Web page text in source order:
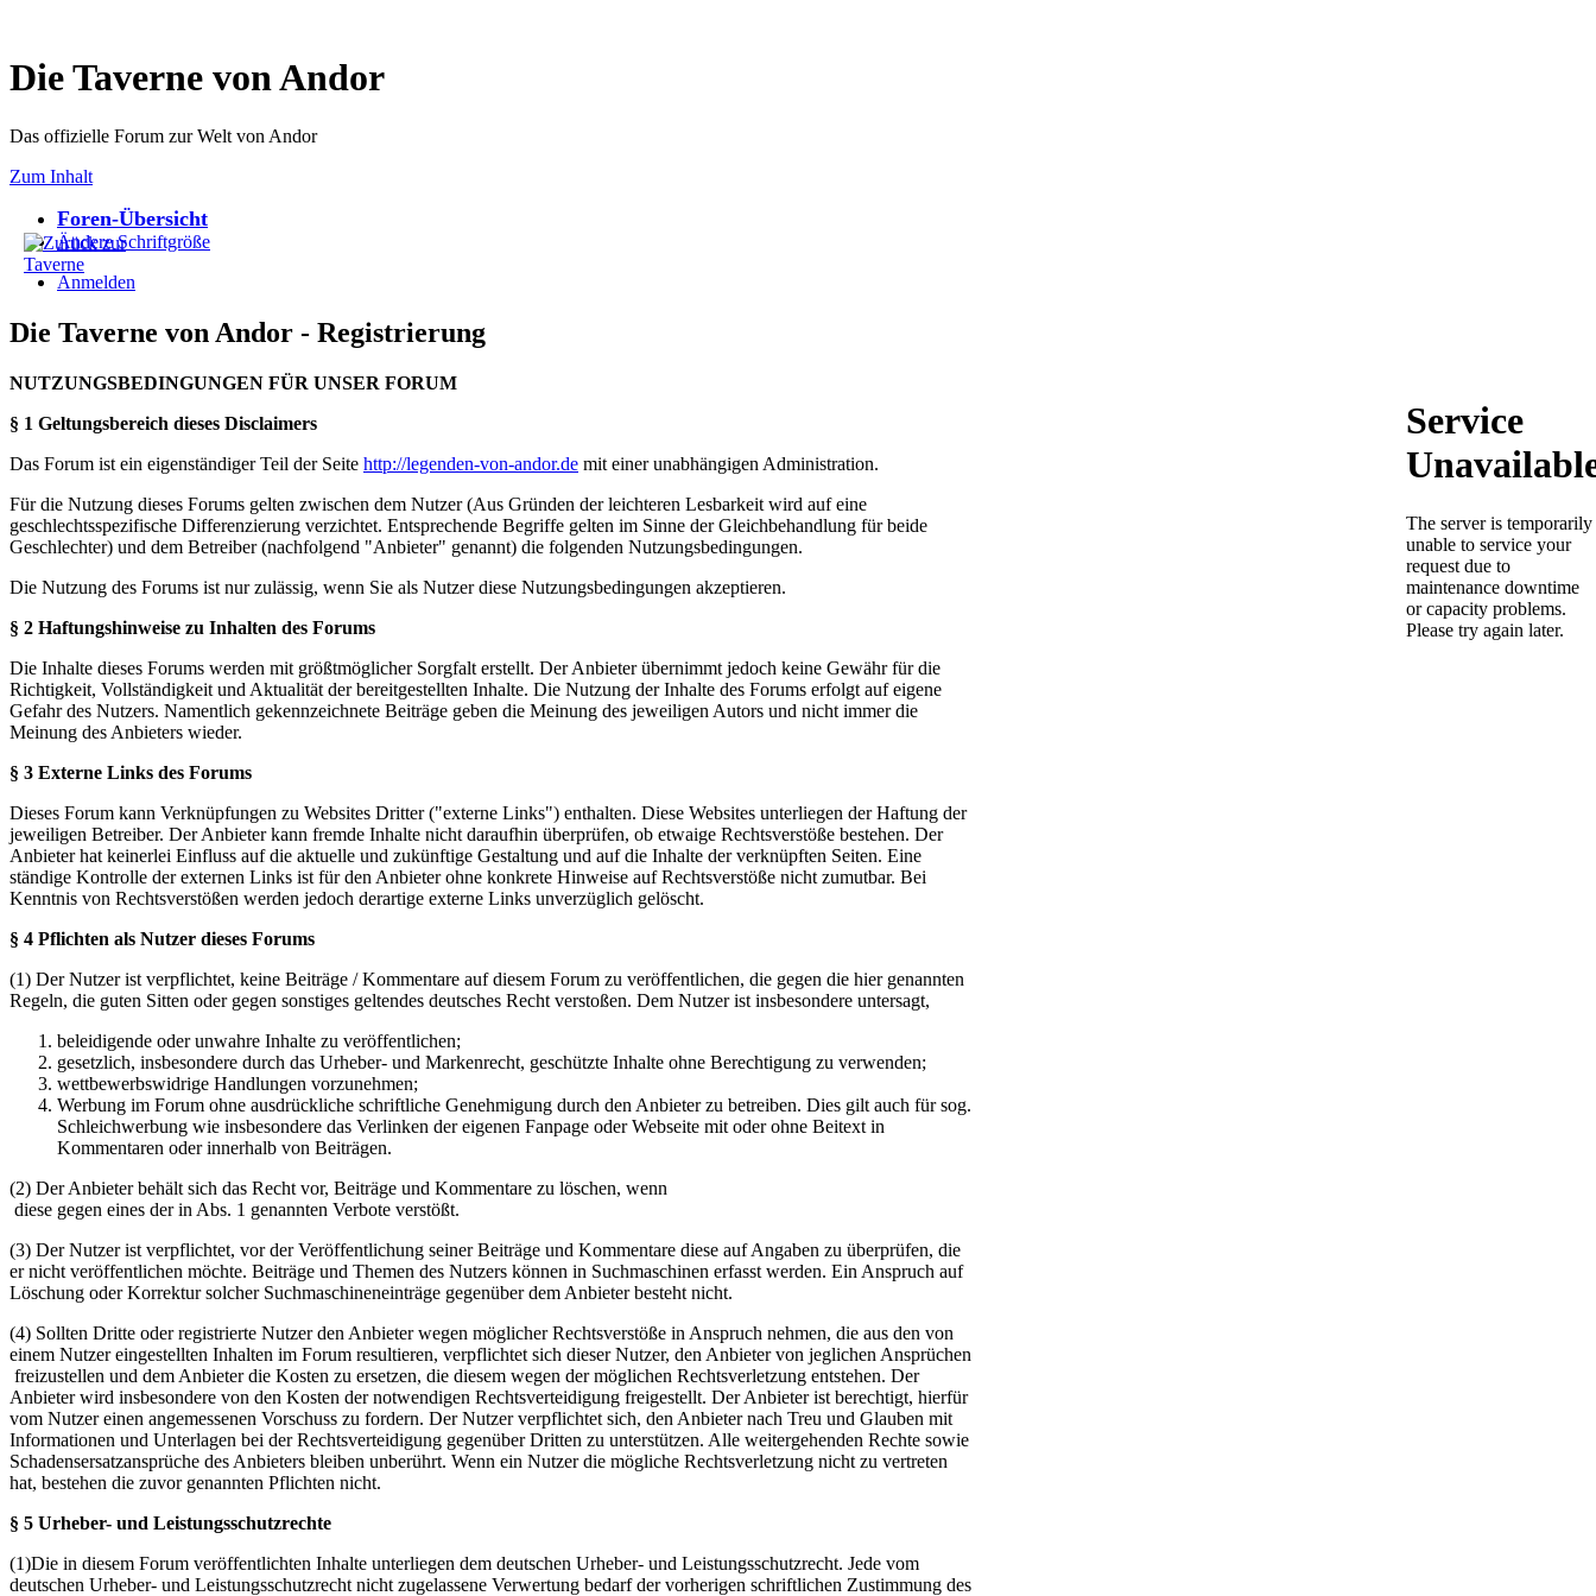
Die Taverne von Andor
Das offizielle Forum zur Welt von Andor
Zum Inhalt
Foren-Übersicht
Ändere Schriftgröße
Anmelden
Die Taverne von Andor - Registrierung
NUTZUNGSBEDINGUNGEN FÜR UNSER FORUM
§ 1 Geltungsbereich dieses Disclaimers
Das Forum ist ein eigenständiger Teil der Seite http://legenden-von-andor.de mit einer unabhängigen Administration.
Für die Nutzung dieses Forums gelten zwischen dem Nutzer (Aus Gründen der leichteren Lesbarkeit wird auf eine
geschlechtsspezifische Differenzierung verzichtet. Entsprechende Begriffe gelten im Sinne der Gleichbehandlung für beide
Geschlechter) und dem Betreiber (nachfolgend "Anbieter" genannt) die folgenden Nutzungsbedingungen.
Die Nutzung des Forums ist nur zulässig, wenn Sie als Nutzer diese Nutzungsbedingungen akzeptieren.
§ 2 Haftungshinweise zu Inhalten des Forums
Die Inhalte dieses Forums werden mit größtmöglicher Sorgfalt erstellt. Der Anbieter übernimmt jedoch keine Gewähr für die
Richtigkeit, Vollständigkeit und Aktualität der bereitgestellten Inhalte. Die Nutzung der Inhalte des Forums erfolgt auf eigene
Gefahr des Nutzers. Namentlich gekennzeichnete Beiträge geben die Meinung des jeweiligen Autors und nicht immer die
Meinung des Anbieters wieder.
§ 3 Externe Links des Forums
Dieses Forum kann Verknüpfungen zu Websites Dritter ("externe Links") enthalten. Diese Websites unterliegen der Haftung der
jeweiligen Betreiber. Der Anbieter kann fremde Inhalte nicht daraufhin überprüfen, ob etwaige Rechtsverstöße bestehen. Der
Anbieter hat keinerlei Einfluss auf die aktuelle und zukünftige Gestaltung und auf die Inhalte der verknüpften Seiten. Eine
ständige Kontrolle der externen Links ist für den Anbieter ohne konkrete Hinweise auf Rechtsverstöße nicht zumutbar. Bei
Kenntnis von Rechtsverstößen werden jedoch derartige externe Links unverzüglich gelöscht.
§ 4 Pflichten als Nutzer dieses Forums
(1) Der Nutzer ist verpflichtet, keine Beiträge / Kommentare auf diesem Forum zu veröffentlichen, die gegen die hier genannten
Regeln, die guten Sitten oder gegen sonstiges geltendes deutsches Recht verstoßen. Dem Nutzer ist insbesondere untersagt,
beleidigende oder unwahre Inhalte zu veröffentlichen;
gesetzlich, insbesondere durch das Urheber- und Markenrecht, geschützte Inhalte ohne Berechtigung zu verwenden;
wettbewerbswidrige Handlungen vorzunehmen;
Werbung im Forum ohne ausdrückliche schriftliche Genehmigung durch den Anbieter zu betreiben. Dies gilt auch für sog.
Schleichwerbung wie insbesondere das Verlinken der eigenen Fanpage oder Webseite mit oder ohne Beitext in
Kommentaren oder innerhalb von Beiträgen.
(2) Der Anbieter behält sich das Recht vor, Beiträge und Kommentare zu löschen, wenn
diese gegen eines der in Abs. 1 genannten Verbote verstößt.
(3) Der Nutzer ist verpflichtet, vor der Veröffentlichung seiner Beiträge und Kommentare diese auf Angaben zu überprüfen, die
er nicht veröffentlichen möchte. Beiträge und Themen des Nutzers können in Suchmaschinen erfasst werden. Ein Anspruch auf
Löschung oder Korrektur solcher Suchmaschineneinträge gegenüber dem Anbieter besteht nicht.
(4) Sollten Dritte oder registrierte Nutzer den Anbieter wegen möglicher Rechtsverstöße in Anspruch nehmen, die aus den von
einem Nutzer eingestellten Inhalten im Forum resultieren, verpflichtet sich dieser Nutzer, den Anbieter von jeglichen Ansprüchen
freizustellen und dem Anbieter die Kosten zu ersetzen, die diesem wegen der möglichen Rechtsverletzung entstehen. Der
Anbieter wird insbesondere von den Kosten der notwendigen Rechtsverteidigung freigestellt. Der Anbieter ist berechtigt, hierfür
vom Nutzer einen angemessenen Vorschuss zu fordern. Der Nutzer verpflichtet sich, den Anbieter nach Treu und Glauben mit
Informationen und Unterlagen bei der Rechtsverteidigung gegenüber Dritten zu unterstützen. Alle weitergehenden Rechte sowie
Schadensersatzansprüche des Anbieters bleiben unberührt. Wenn ein Nutzer die mögliche Rechtsverletzung nicht zu vertreten
hat, bestehen die zuvor genannten Pflichten nicht.
§ 5 Urheber- und Leistungsschutzrechte
(1)Die in diesem Forum veröffentlichten Inhalte unterliegen dem deutschen Urheber- und Leistungsschutzrecht. Jede vom
deutschen Urheber- und Leistungsschutzrecht nicht zugelassene Verwertung bedarf der vorherigen schriftlichen Zustimmung des